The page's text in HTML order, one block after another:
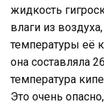
жидкость
влаги из
температуры её
она составляла
температура
Это очень